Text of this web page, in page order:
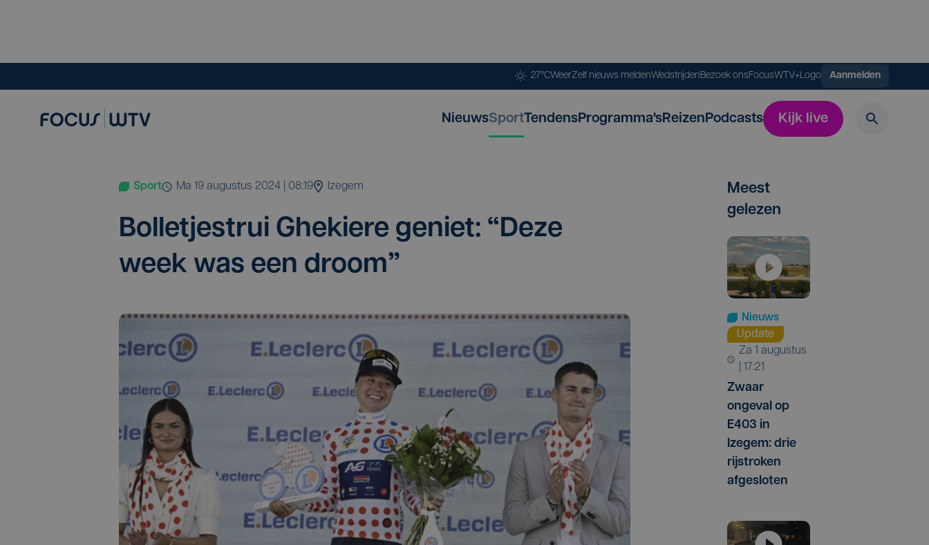
27°CWeerZelf nieuws meldenWedstrijdenBezoek onsFocusWTV+Logo Aanmelden
NieuwsSportTendensProgramma'sReizenPodcasts Kijk live
Sport ma 19 augustus 2024 | 08:19 Izegem
Bol­le­tjes­trui Ghe­kie­re geniet: “Deze
week was een droom”
Meest
gelezen
Nieuws
Update
za 1 augustus
| 17:21
Zwaar
ongeval op
E403 in
Izegem: drie
rijstroken
afgesloten